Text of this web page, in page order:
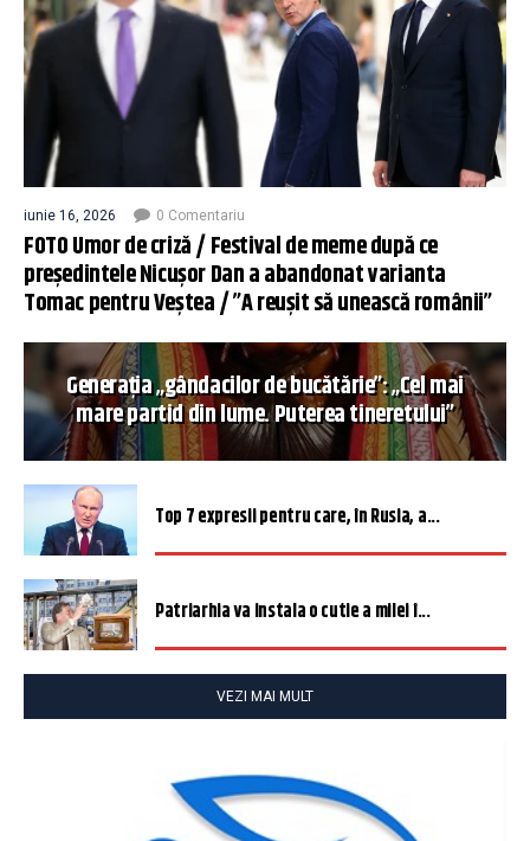
iunie 16, 2026 0 Comentariu
FOTO Umor de criză / Festival de meme după ce
președintele Nicușor Dan a abandonat varianta
Tomac pentru Veștea / ”A reușit să unească românii”
Generația „gândacilor de bucătărie”: „Cel mai
mare partid din lume. Puterea tineretului”
Top 7 expresii pentru care, în Rusia, a...
Patriarhia va instala o cutie a milei î...
VEZI MAI MULT